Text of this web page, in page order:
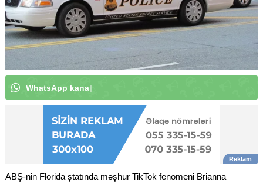
WhatsApp kanal
ABŞ-nin Florida ştatında məşhur TikTok fenomeni Brianna